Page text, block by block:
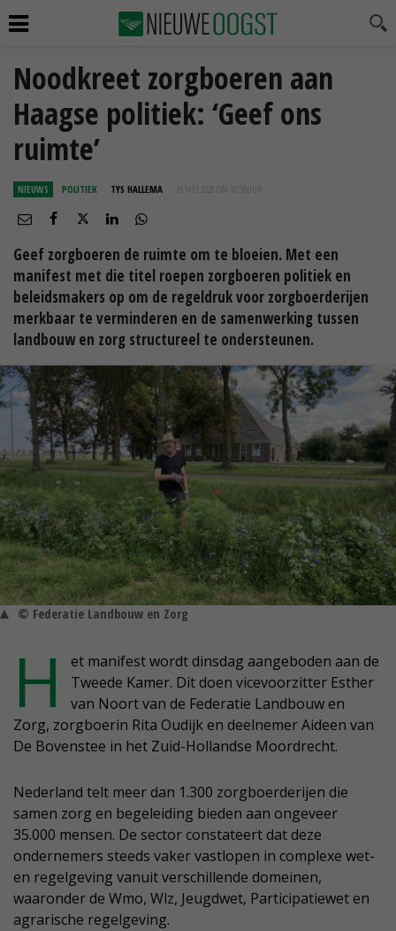
Noodkreet zorgboeren aan
Haagse politiek: ‘Geef ons
ruimte’
NIEUWS POLITIEK TYS HALLEMA 19 MEI 2026 OM 10:58
Geef zorgboeren de ruimte om te bloeien. Met een
manifest met die titel roepen zorgboeren politiek en
beleidsmakers op om de regeldruk voor zorgboerderijen
merkbaar te verminderen en de samenwerking tussen
landbouw en zorg structureel te ondersteunen.
© Federatie Landbouw en Zorg
H
et manifest wordt dinsdag aangeboden aan de
Tweede Kamer. Dit doen vicevoorzitter Esther
van Noort van de Federatie Landbouw en
Zorg, zorgboerin Rita Oudijk en deelnemer Aideen van
De Bovenstee in het Zuid-Hollandse Moordrecht.
Nederland telt meer dan 1.300 zorgboerderijen die
samen zorg en begeleiding bieden aan ongeveer
35.000 mensen. De sector constateert dat deze
ondernemers steeds vaker vastlopen in complexe wet-
en regelgeving vanuit verschillende domeinen,
waaronder de Wmo, Wlz, Jeugdwet, Participatiewet en
agrarische regelgeving.